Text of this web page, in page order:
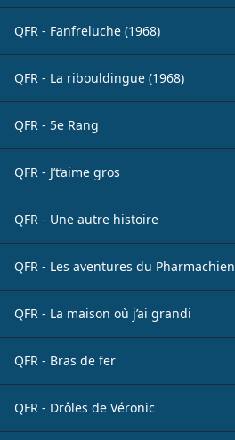
QFR - Fanfreluche (1968)
QFR - La ribouldingue (1968)
QFR - 5e Rang
QFR - J’t’aime gros
QFR - Une autre histoire
QFR - Les aventures du Pharmachien
QFR - La maison où j’ai grandi
QFR - Bras de fer
QFR - Drôles de Véronic